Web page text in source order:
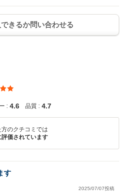
きるか問い合わせる
: 4.6 品質 : 4.7
のクチコミでは
評価されています
す
2025/07/07投稿